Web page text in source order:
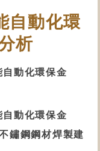
自動化環
析
自動化環保金
自動化環保金
鏽鋼鋼材焊製建